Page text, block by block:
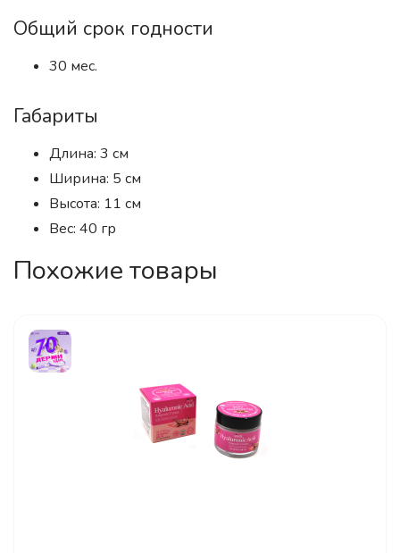
Общий срок годности
30 мес.
Габариты
Длина: 3 см
Ширина: 5 см
Высота: 11 см
Вес: 40 гр
Похожие товары